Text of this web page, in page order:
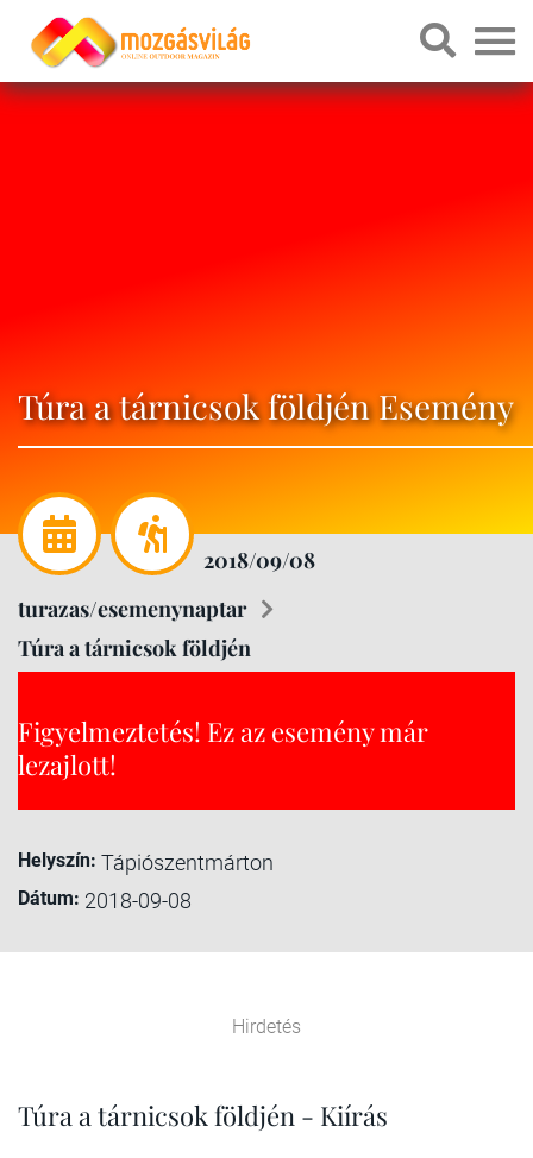
Túra a tárnicsok földjén Esemény
2018/09/08
turazas/esemenynaptar
Túra a tárnicsok földjén
Figyelmeztetés! Ez az esemény már
lezajlott!
Helyszín: Tápiószentmárton
Dátum: 2018-09-08
Hirdetés
Túra a tárnicsok földjén - Kiírás